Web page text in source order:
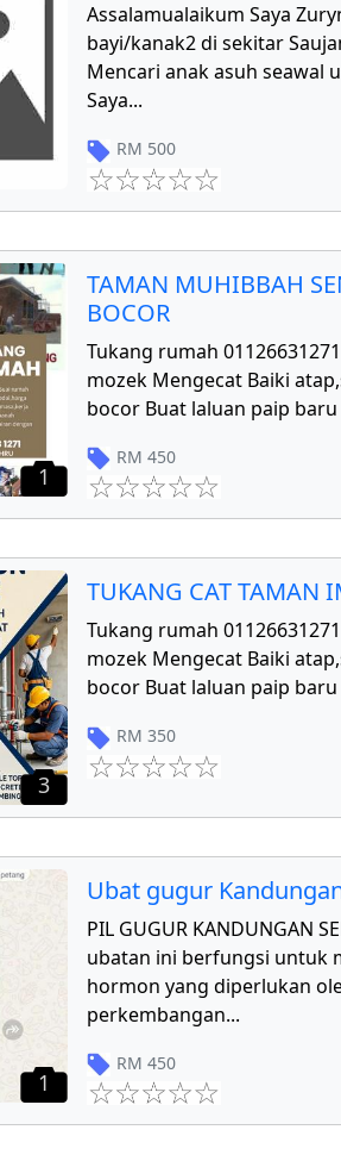
Assalamualaikum Saya
bayi/kanak2 di sekitar
Mencari anak asuh seawal
Saya...
RM 500
1
TAMAN MUHIBBAH
BOCOR
Tukang rumah
mozek Mengecat Baiki
bocor Buat laluan paip
RM 450
3
TUKANG CAT TAMAN
Tukang rumah
mozek Mengecat Baiki
bocor Buat laluan paip
RM 350
1
Ubat gugur
PIL GUGUR KANDUNGAN
ubatan ini berfungsi untuk
hormon yang diperlukan
perkembangan...
RM 450